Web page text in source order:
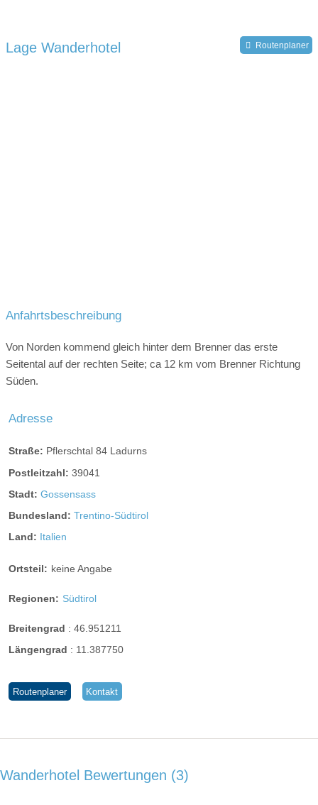
Lage Wanderhotel Routenplaner
Anfahrtsbeschreibung
Von Norden kommend gleich hinter dem Brenner das erste
Seitental auf der rechten Seite; ca 12 km vom Brenner Richtung
Süden.
Adresse
Straße: Pflerschtal 84 Ladurns
Postleitzahl: 39041
Stadt: Gossensass
Bundesland: Trentino-Südtirol
Land: Italien
Ortsteil: keine Angabe
Regionen: Südtirol
Breitengrad : 46.951211
Längengrad : 11.387750
Routenplaner Kontakt
Wanderhotel Bewertungen 3